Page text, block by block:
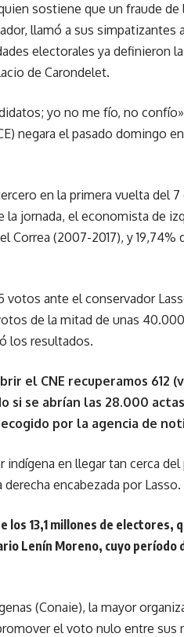
sostiene que un fraude
llamó a sus simpatizantes
electorales ya definieron
de Carondelet.
yo no me fío, no
negara el pasado domingo
en la primera vuelta del 7
jornada, el economista de
Correa (2007-2017), y 19,74%
votos ante el conservador
de la mitad de unas
los resultados.
el CNE recuperamos 612
si se abrían las 28.000
por la agencia de
indígena en llegar tan cerca
encabezada por Lasso.
13,1 millones de electores,
Lenín Moreno, cuyo período
(Conaie), la mayor
el voto nulo entre sus